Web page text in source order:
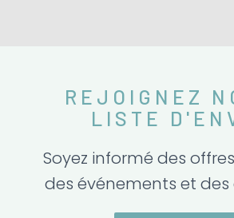
REJOIGNEZ
LISTE
Soyez informé des
des événements et